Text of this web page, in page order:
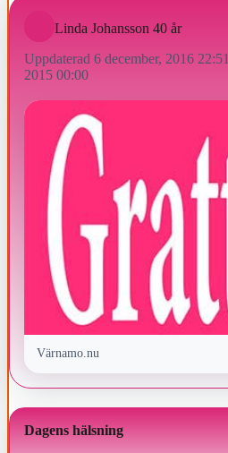
Linda Johansson 40 år
Uppdaterad 6 december, 2016 22:51
2015 00:00
Värnamo.nu
Dagens hälsning